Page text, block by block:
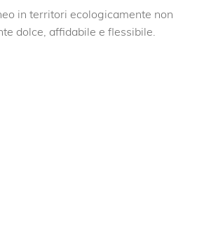
in territori ecologicamente non
dolce, affidabile e flessibile.